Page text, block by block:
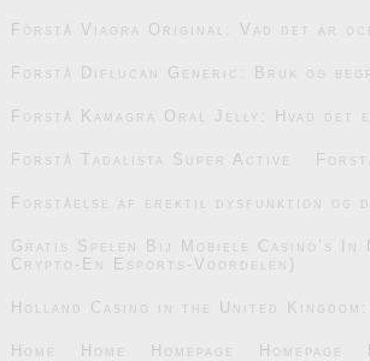
Förstå Viagra Original: Vad det är
Forstå Diflucan Generic: Bruk og
Forstå Kamagra Oral Jelly: Hvad det
Forstå Tadalista Super Active
Forståelse af erektil dysfunktion og
Gratis Spelen Bij Mobiele Casino’s In
Crypto-En Esports-Voordelen)
Holland Casino in the United
Home Home Homepage Homepage